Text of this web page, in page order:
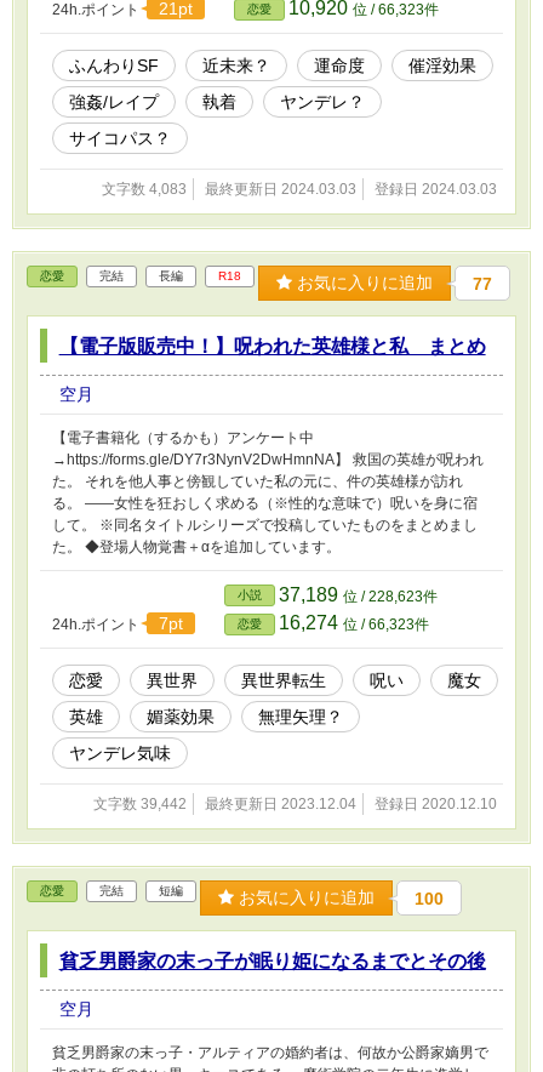
24h.ポイント 21pt 恋愛 10,920 位 / 66,323件
ふんわりSF 近未来？ 運命度
催淫効果
強姦/レイプ
執着
ヤンデレ？
サイコパス？
文字数 4,083 最終更新日 2024.03.03 登録日 2024.03.03
恋愛 完結 長編 R18 お気に入りに追加 77
【電子版販売中！】呪われた英雄様と私 まとめ
空月
【電子書籍化（するかも）アンケート中
→https://forms.gle/DY7r3NynV2DwHmnNA】 救国の英雄が呪われ
た。 それを他人事と傍観していた私の元に、件の英雄様が訪れ
る。 ――女性を狂おしく求める（※性的な意味で）呪いを身に宿
して。 ※同名タイトルシリーズで投稿していたものをまとめまし
た。 ◆登場人物覚書＋αを追加しています。
24h.ポイント 7pt
小説 37,189 位 / 228,623件
恋愛 16,274 位 / 66,323件
恋愛 異世界 異世界転生 呪い
魔女
英雄
媚薬効果
無理矢理？
ヤンデレ気味
文字数 39,442 最終更新日 2023.12.04 登録日 2020.12.10
恋愛 完結 短編 お気に入りに追加 100
貧乏男爵家の末っ子が眠り姫になるまでとその後
空月
貧乏男爵家の末っ子・アルティアの婚約者は、何故か公爵家嫡男で